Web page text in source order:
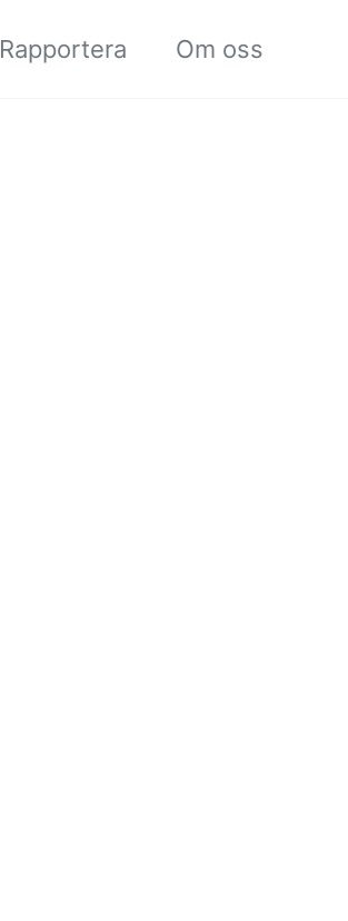
Rapportera Om oss